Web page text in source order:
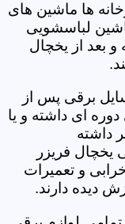
ها ماشین های
لباسشویی
بعد از یخچال
برقی پس از
ای داشته و یا
داشته
یخچال فریزر
و تعمیرات
دیده دارند.